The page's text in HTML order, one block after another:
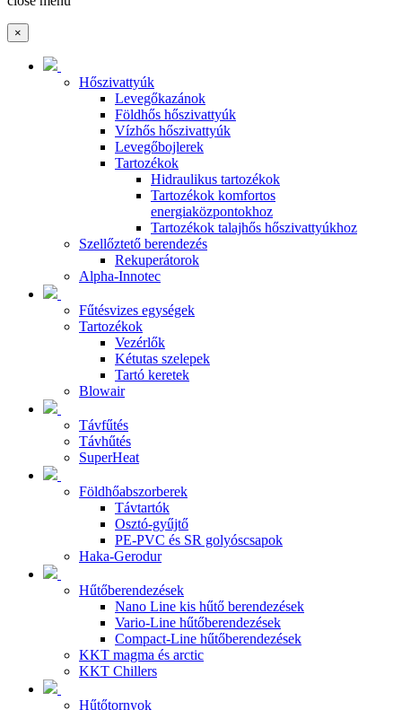
×
Hőszivattyúk
Levegőkazánok
Földhős hőszivattyúk
Vízhős hőszivattyúk
Levegőbojlerek
Tartozékok
Hidraulikus tartozékok
Tartozékok komfortos
energiaközpontokhoz
Tartozékok talajhős hőszivattyúkhoz
Szellőztető berendezés
Rekuperátorok
Alpha-Innotec
Fűtésvizes egységek
Tartozékok
Vezérlők
Kétutas szelepek
Tartó keretek
Blowair
Távfűtés
Távhűtés
SuperHeat
Földhőabszorberek
Távtartók
Osztó-gyűjtő
PE-PVC és SR golyóscsapok
Haka-Gerodur
Hűtőberendezések
Nano Line kis hűtő berendezések
Vario-Line hűtőberendezések
Compact-Line hűtőberendezések
KKT magma és arctic
KKT Chillers
Hűtőtornyok